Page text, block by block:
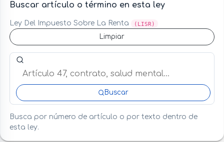
Buscar artículo o término en esta ley
Ley Del Impuesto Sobre La Renta (LISR)
Limpiar
Buscar artículo o término en esta ley
Buscar
Busca por número de artículo o por texto dentro de
esta ley.